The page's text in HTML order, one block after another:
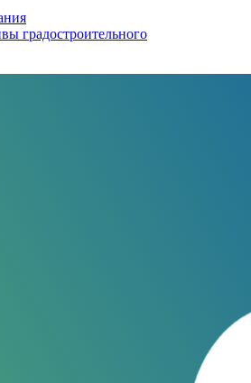
градостроительного